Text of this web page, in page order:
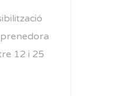
12 i 25